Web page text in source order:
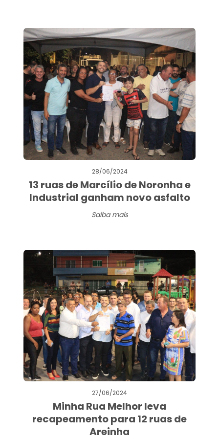
28/06/2024
13 ruas de Marcílio de Noronha e
Industrial ganham novo asfalto
Saiba mais
27/06/2024
Minha Rua Melhor leva
recapeamento para 12 ruas de
Areinha